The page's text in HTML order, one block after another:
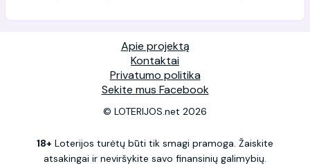
Apie projektą
Kontaktai
Privatumo politika
Sekite mus Facebook
© LOTERIJOS.net 2026
18+ Loterijos turėtų būti tik smagi pramoga. Žaiskite
atsakingai ir neviršykite savo finansinių galimybių.